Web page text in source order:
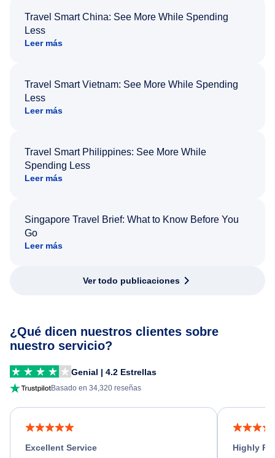
Travel Smart China: See More While Spending
Less
Leer más
Travel Smart Vietnam: See More While Spending
Less
Leer más
Travel Smart Philippines: See More While
Spending Less
Leer más
Singapore Travel Brief: What to Know Before You
Go
Leer más
Ver todo publicaciones
¿Qué dicen nuestros clientes sobre
nuestro servicio?
Genial | 4.2 Estrellas
Basado en 34,320 reseñas
Excellent Service
Highly